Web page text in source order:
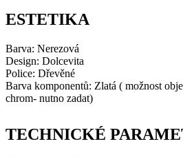
ESTETIKA
Barva: Nerezová
Design: Dolcevita
Police: Dřevěné
Barva komponentů: Zlatá ( možnost
chrom- nutno zadat)
TECHNICKÉ